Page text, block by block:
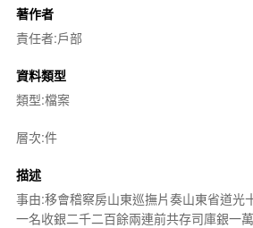
著作者
責任者:戶部
資料類型
類型:檔案
層次:件
描述
事由:移會稽察房山東巡撫片奏山東省道光
一名收銀二千二百餘兩連前共存司庫銀一